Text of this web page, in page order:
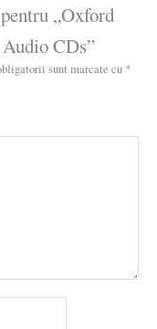
„Oxford
CDs”
sunt marcate cu *